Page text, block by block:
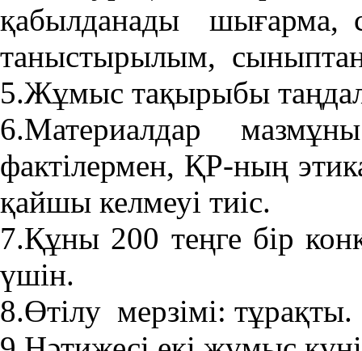
қабылданады шығарма,
таныстырылым,
5.Жұмыс тақырыбы
6.Материалдар
фактілермен, ҚР-ның
қайшы келмеуі тиіс.
7.Құны 200 теңге бір
үшін.
8.Өтілу мерзімі: тұрақты.